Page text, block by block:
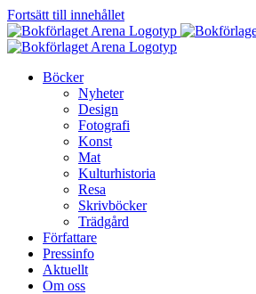
Fortsätt till innehållet
Böcker
Nyheter
Design
Fotografi
Konst
Mat
Kulturhistoria
Resa
Skrivböcker
Trädgård
Författare
Pressinfo
Aktuellt
Om oss